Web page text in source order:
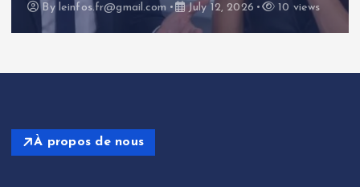
By leinfos.fr@gmail.com July 12, 2026 10 views
À propos de nous